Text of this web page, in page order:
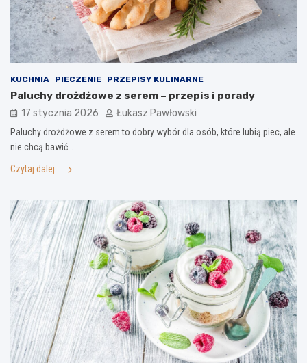
KUCHNIA PIECZENIE PRZEPISY KULINARNE
Paluchy drożdżowe z serem – przepis i porady
17 stycznia 2026 Łukasz Pawłowski
Paluchy drożdżowe z serem to dobry wybór dla osób, które lubią piec, ale
nie chcą bawić…
Czytaj dalej